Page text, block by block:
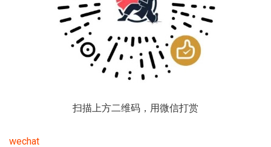
扫描上方二维码，用微信打赏
wechat